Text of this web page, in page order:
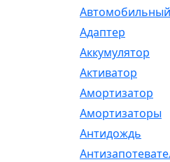
Автомобильный
Адаптер
Аккумулятор
Активатор
Амортизатор
Амортизаторы
Антидождь